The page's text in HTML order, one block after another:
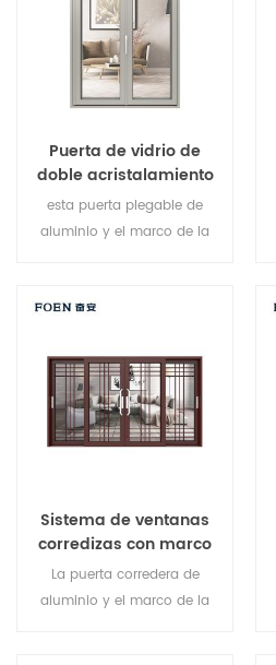
Puerta de vidrio de
doble acristalamiento
plegable de aluminio de
diseño delgado
esta puerta plegable de
aluminio y el marco de la
y seguridad antirrobo es
de puertas para satisfacer
diferentes necesidades
arquitectónicas.
Sistema de ventanas
corredizas con marco
de aluminio de la sala
de estar con impresión
de madera
La puerta corredera de
aluminio y el marco de la